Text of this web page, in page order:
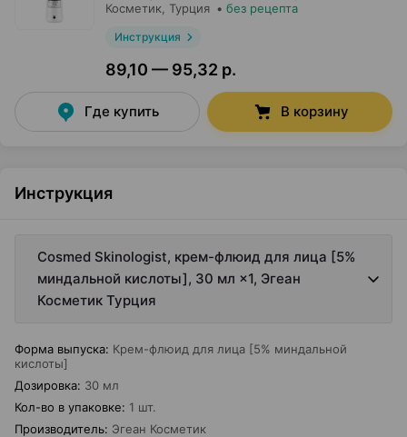
Косметик , Турция • без рецепта
Инструкция
89,10 — 95,32 р.
Где купить В корзину
Инструкция
Cosmed Skinologist, крем-флюид для лица [5%
миндальной кислоты], 30 мл ×1, Эгеан
Косметик Турция
Форма выпуска: Крем-флюид для лица [5% миндальной
кислоты]
Дозировка: 30 мл
Кол-во в упаковке: 1 шт.
Производитель: Эгеан Косметик